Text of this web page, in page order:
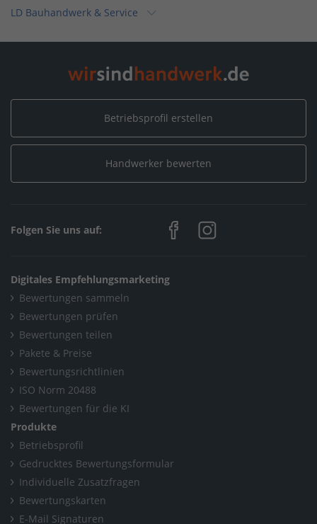
LD Bauhandwerk & Service
Home / Sachsen / Naunhof bei Grimma /
LD Bauhandwerk & Service
Betriebsprofil erstellen
Handwerker bewerten
Folgen Sie uns auf:
Digitales Empfehlungsmarketing
Bewertungen sammeln
Bewertungen prüfen
Bewertungen teilen
Pakete & Preise
Bewertungsrichtlinien
ISO Norm 20488
Bewertungen für die KI
Produkte
Betriebsprofil
Gedrucktes Bewertungsformular
Individuelle Zusatzfragen
Bewertungskarten
E-Mail Signaturen